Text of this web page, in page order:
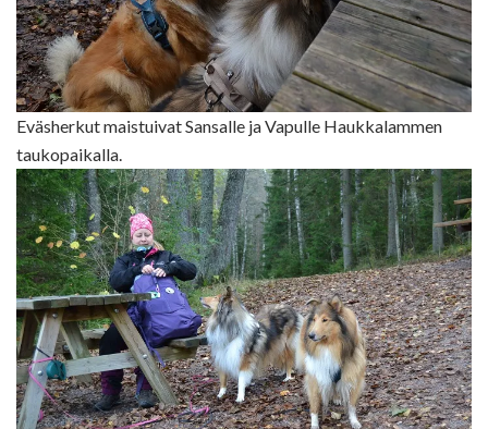
Eväsherkut maistuivat Sansalle ja Vapulle Haukkalammen
taukopaikalla.